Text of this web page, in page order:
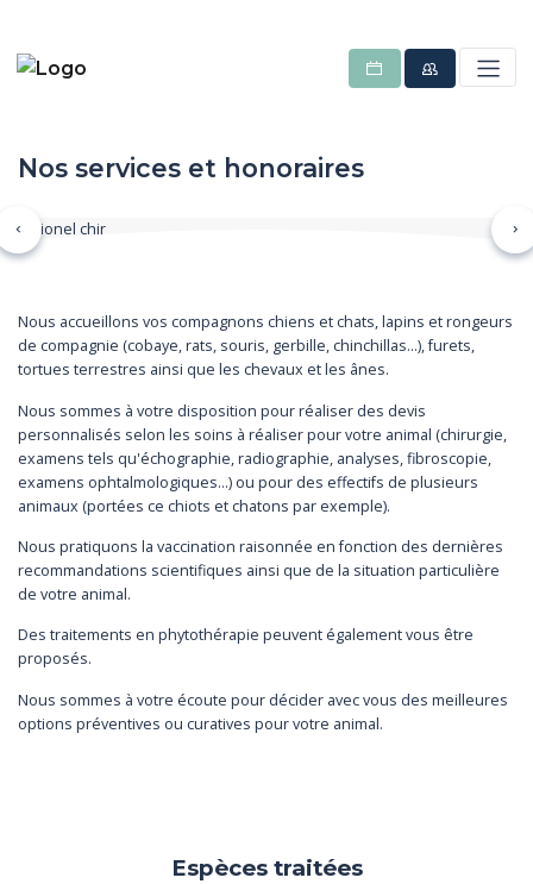
Nos services et honoraires
Précédent
Nous accueillons vos compagnons chiens et chats, lapins et rongeurs
de compagnie (cobaye, rats, souris, gerbille, chinchillas…), furets,
tortues terrestres ainsi que les chevaux et les ânes.
Nous sommes à votre disposition pour réaliser des devis
personnalisés selon les soins à réaliser pour votre animal (chirurgie,
examens tels qu'échographie, radiographie, analyses, fibroscopie,
examens ophtalmologiques…) ou pour des effectifs de plusieurs
animaux (portées ce chiots et chatons par exemple).
Nous pratiquons la vaccination raisonnée en fonction des dernières
recommandations scientifiques ainsi que de la situation particulière
de votre animal.
Des traitements en phytothérapie peuvent également vous être
proposés.
Nous sommes à votre écoute pour décider avec vous des meilleures
options préventives ou curatives pour votre animal.
Espèces traitées